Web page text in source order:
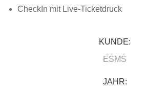
CheckIn mit Live-Ticketdruck
KUNDE:
ESMS
JAHR: